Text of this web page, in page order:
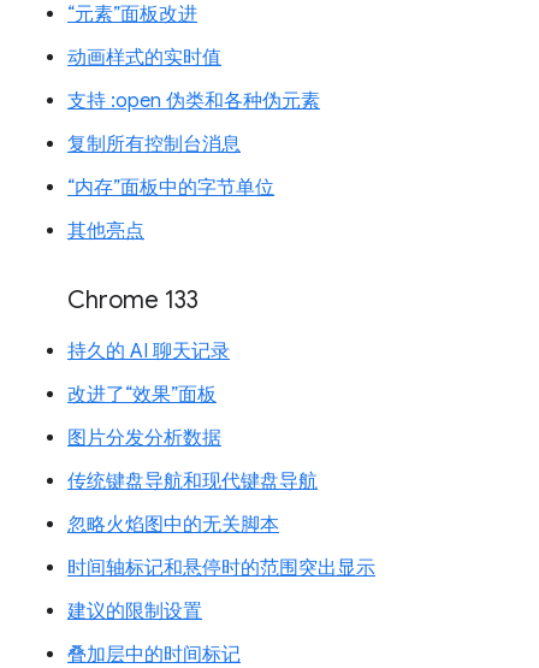
“元素”面板改进
动画样式的实时值
支持 :open 伪类和各种伪元素
复制所有控制台消息
“内存”面板中的字节单位
其他亮点
Chrome 133
持久的 AI 聊天记录
改进了“效果”面板
图片分发分析数据
传统键盘导航和现代键盘导航
忽略火焰图中的无关脚本
时间轴标记和悬停时的范围突出显示
建议的限制设置
叠加层中的时间标记